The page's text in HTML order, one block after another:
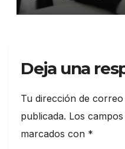
Deja una
Tu dirección de
publicada. Los
marcados con *